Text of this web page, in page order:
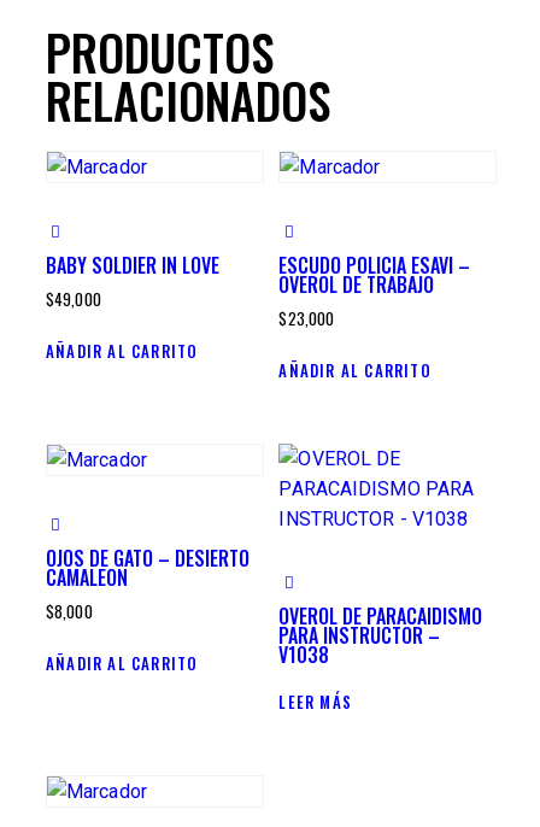
PRODUCTOS
RELACIONADOS
BABY SOLDIER IN LOVE
$49,000
AÑADIR AL CARRITO
ESCUDO POLICIA ESAVI –
OVEROL DE TRABAJO
$23,000
AÑADIR AL CARRITO
OJOS DE GATO – DESIERTO
CAMALEON
$8,000
AÑADIR AL CARRITO
OVEROL DE PARACAIDISMO
PARA INSTRUCTOR –
V1038
LEER MÁS